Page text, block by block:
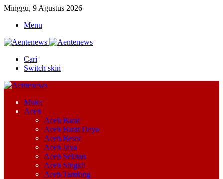
Minggu, 9 Agustus 2026
Menu
Cari
Switch skin
Muka
Aceh
Aceh Barat
Aceh Barat Daya
Aceh Besar
Aceh Jaya
Aceh Selatan
Aceh Singkil
Aceh Tamiang